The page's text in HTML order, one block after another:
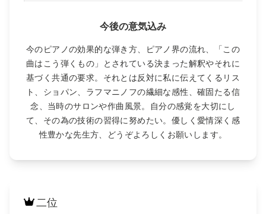
今後の意気込み
今のピアノの効果的な弾き方、ピアノ界の流れ、「この
曲はこう弾くもの」とされている決まった解釈やそれに
基づく共通の要求。それとは反対に私に伝えてくるリス
ト、ショパン、ラフマニノフの繊細な感性、確固たる信
念、当時のサロンや作曲風景。自分の感覚を大切にし
て、その為の技術の習得に努めたい。優しく愛情深く感
性豊かな先生方、どうぞよろしくお願いします。
二位